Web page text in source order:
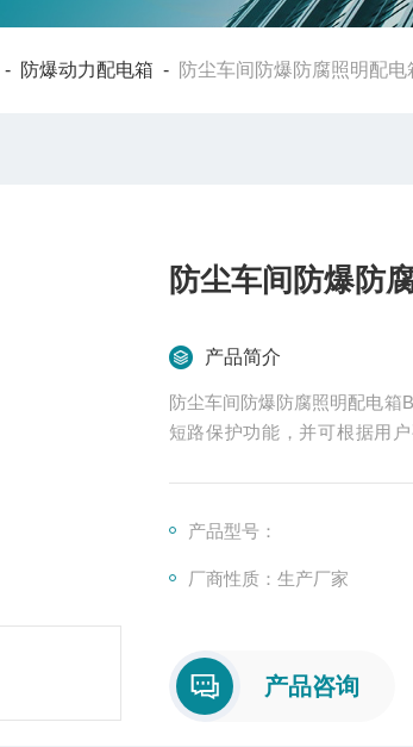
防爆动力配电箱 - 防尘车间防爆防腐照明配
防尘车间防爆防
产品简介
防尘车间防爆防腐照明配电箱BXM(D)-T6K63A 内装电器元件为小
短路保护功能，并可根据用
产品型号：
厂商性质：生产厂家
产品咨询